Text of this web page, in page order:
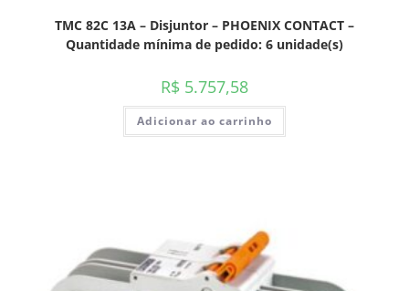
TMC 82C 13A – Disjuntor – PHOENIX CONTACT –
Quantidade mínima de pedido: 6 unidade(s)
R$ 5.757,58
Adicionar ao carrinho